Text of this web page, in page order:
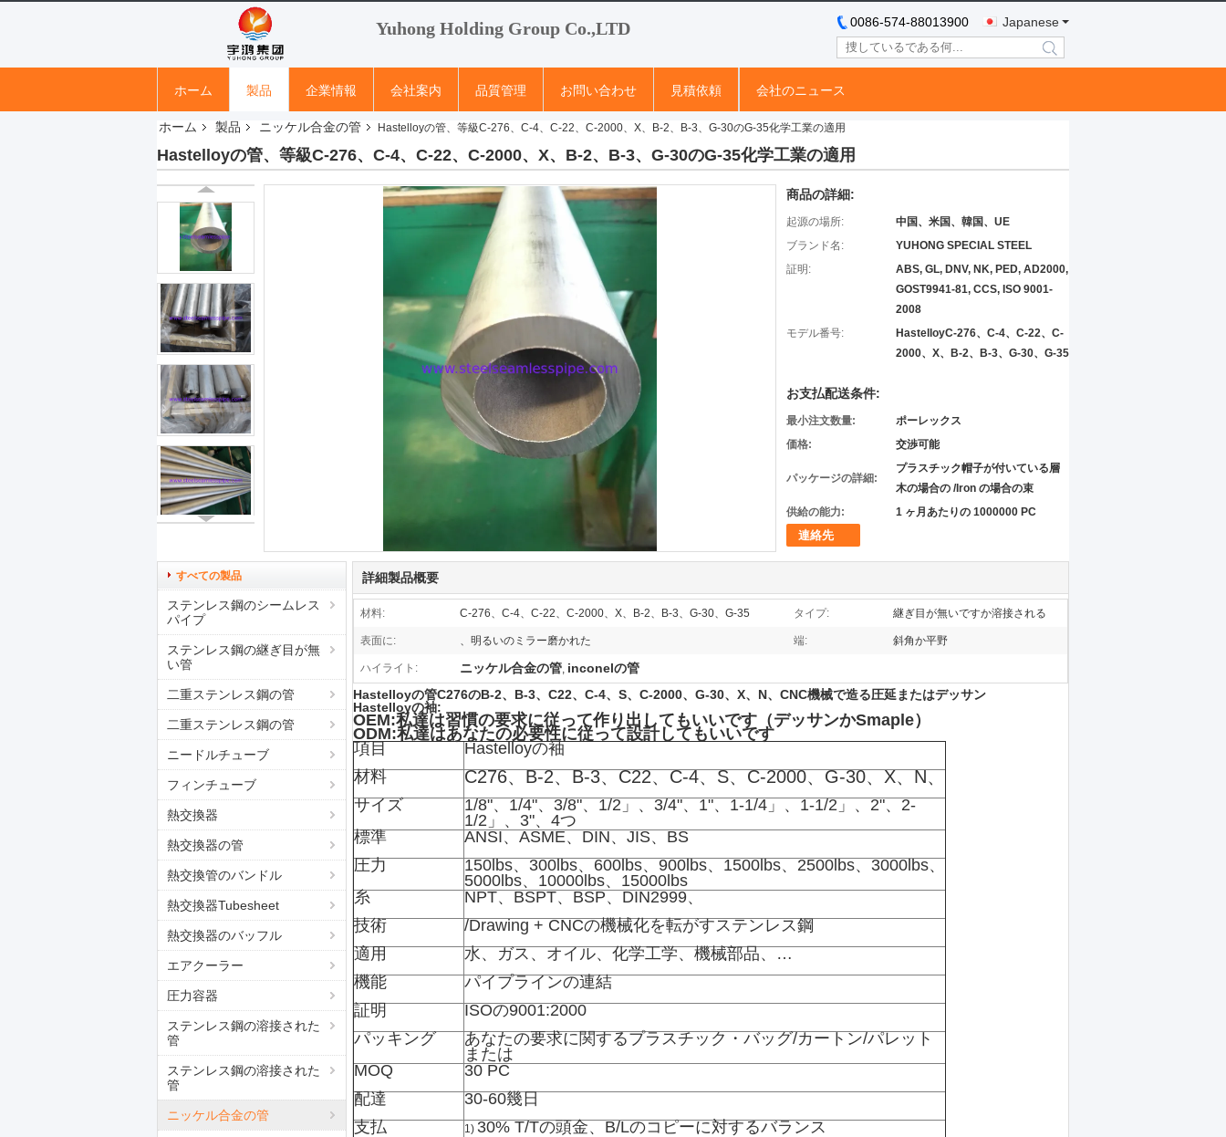
Yuhong Holding Group Co.,LTD Japanese
0086-574-88013900
search
ホーム 製品 企業情報 会社案内 品質管理 お問い合わせ 見積依頼 会社のニュース
ホーム 製品 ニッケル合金の管 Hastelloyの管、等級C-276、C-4、C-22、C-2000、X、B-2、B-3、G-30のG-35化学工業の適用
Hastelloyの管、等級C-276、C-4、C-22、C-2000、X、B-2、B-3、G-30のG-35化学工業の適用
商品の詳細:
起源の場所:
中国、米国、韓国、UE
ブランド名:
YUHONG SPECIAL STEEL
証明:
ABS, GL, DNV, NK, PED, AD2000,
GOST9941-81, CCS, ISO 9001-
2008
モデル番号:
HastelloyC-276、C-4、C-22、C-
2000、X、B-2、B-3、G-30、G-35
お支払配送条件:
最小注文数量:
ポーレックス
価格:
交渉可能
パッケージの詳細:
プラスチック帽子が付いている層
木の場合の /Iron の場合の束
供給の能力:
1 ヶ月あたりの 1000000 PC
連絡先
すべての製品
ステンレス鋼のシームレス
パイプ
ステンレス鋼の継ぎ目が無
い管
二重ステンレス鋼の管
二重ステンレス鋼の管
ニードルチューブ
フィンチューブ
熱交換器
熱交換器の管
熱交換管のバンドル
熱交換器Tubesheet
熱交換器のバッフル
エアクーラー
圧力容器
ステンレス鋼の溶接された
管
ステンレス鋼の溶接された
管
ニッケル合金の管
詳細製品概要
材料: C-276、C-4、C-22、C-2000、X、B-2、B-3、G-30、G-35 タイプ: 継ぎ目が無いですか溶接される
表面に: 、明るいのミラー磨かれた 端: 斜角か平野
ハイライト: ニッケル合金の管, inconelの管
Hastelloyの管C276のB-2、B-3、C22、C-4、S、C-2000、G-30、X、N、CNC機械で造る圧延またはデッサン
Hastelloyの袖:
OEM:私達は習慣の要求に従って作り出してもいいです（デッサンかSmaple）
ODM:私達はあなたの必要性に従って設計してもいいです
項目
Hastelloyの袖
材料
C276、B-2、B-3、C22、C-4、S、C-2000、G-30、X、N、
サイズ
1/8"、1/4"、3/8"、1/2」、3/4"、1"、1-1/4」、1-1/2」、2"、2-
1/2」、3"、4つ
標準
ANSI、ASME、DIN、JIS、BS
圧力
150lbs、300lbs、600lbs、900lbs、1500lbs、2500lbs、3000lbs、
5000lbs、10000lbs、15000lbs
糸
NPT、BSPT、BSP、DIN2999、
技術
/Drawing + CNCの機械化を転がすステンレス鋼
適用
水、ガス、オイル、化学工学、機械部品、…
機能
パイプラインの連結
証明
ISOの9001:2000
パッキング
あなたの要求に関するプラスチック・バッグ/カートン/パレット
または
MOQ
30 PC
配達
30-60幾日
支払
1) 30% T/Tの頭金、B/Lのコピーに対するバランス